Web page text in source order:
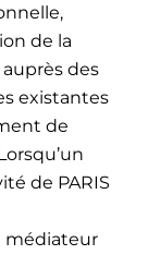
de la
des
existantes
de
de PARIS
médiateur